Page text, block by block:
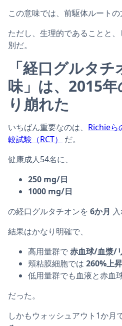
この意味では、前駆体ルートの
ただし、生理的であることと、
別だ。
「経口グルタ
味」は、2015
り崩れた
いちばん重要なのは、 Richieら
較試験（RCT）
だ。
健康成人54名に、
250 mg/日
1000 mg/日
の経口グルタチオンを 6か月
結果はかなり明確で、
高用量群で赤血球/血漿/
頬粘膜細胞では 260%上昇
低用量群でも血液と赤血
だった。
しかもウォッシュアウト1か月